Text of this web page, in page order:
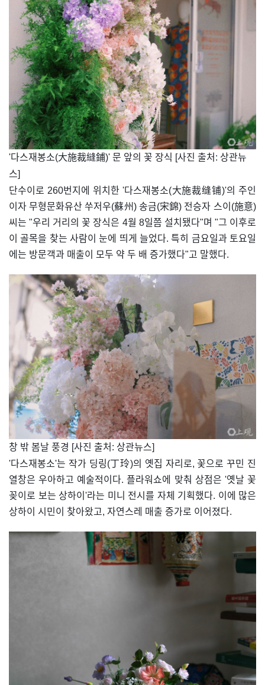
​'다스재봉소(大施裁縫鋪)' 문 앞의 꽃 장식 [사진 출처: 상관뉴
스]
단수이로 260번지에 위치한 '다스재봉소(大施裁缝铺)'의 주인
이자 무형문화유산 쑤저우(蘇州) 송금(宋錦) 전승자 스이(施意)
씨는 "우리 거리의 꽃 장식은 4월 8일쯤 설치됐다"며 "그 이후로
이 골목을 찾는 사람이 눈에 띄게 늘었다. 특히 금요일과 토요일
에는 방문객과 매출이 모두 약 두 배 증가했다"고 말했다.
​창 밖 봄날 풍경 [사진 출처: 상관뉴스]
'다스재봉소'는 작가 딩링(丁玲)의 옛집 자리로, 꽃으로 꾸민 진
열창은 우아하고 예술적이다. 플라워쇼에 맞춰 상점은 '옛날 꽃
꽂이로 보는 상하이'라는 미니 전시를 자체 기획했다. 이에 많은
상하이 시민이 찾아왔고, 자연스레 매출 증가로 이어졌다.